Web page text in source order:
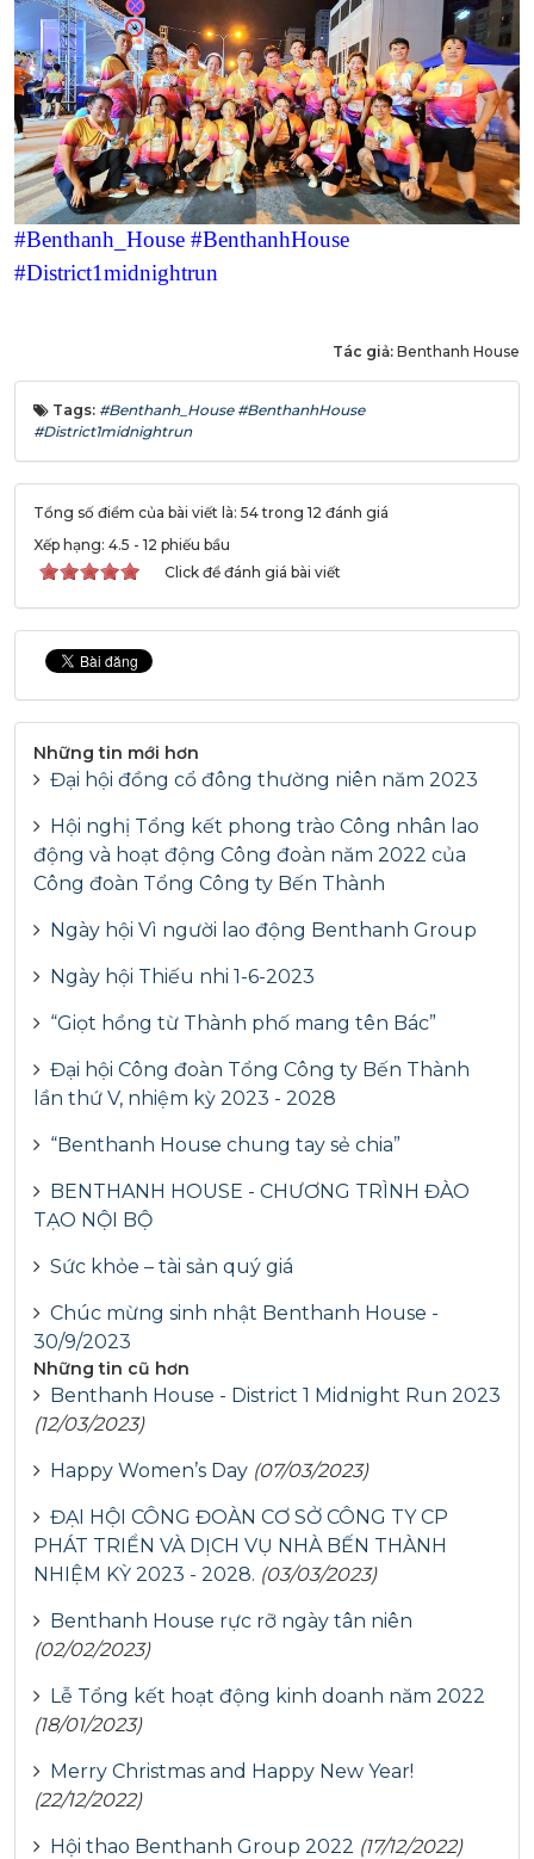
#Benthanh_House #BenthanhHouse
#District1midnightrun
Tác giả: Benthanh House
Tags: #Benthanh_House #BenthanhHouse
#District1midnightrun
Tổng số điểm của bài viết là: 54 trong 12 đánh giá
Xếp hạng: 4.5 - 12 phiếu bầu
Click để đánh giá bài viết
Những tin mới hơn
Đại hội đồng cổ đông thường niên năm 2023
Hội nghị Tổng kết phong trào Công nhân lao
động và hoạt động Công đoàn năm 2022 của
Công đoàn Tổng Công ty Bến Thành
Ngày hội Vì người lao động Benthanh Group
Ngày hội Thiếu nhi 1-6-2023
“Giọt hồng từ Thành phố mang tên Bác”
Đại hội Công đoàn Tổng Công ty Bến Thành
lần thứ V, nhiệm kỳ 2023 - 2028
“Benthanh House chung tay sẻ chia”
BENTHANH HOUSE - CHƯƠNG TRÌNH ĐÀO
TẠO NỘI BỘ
Sức khỏe – tài sản quý giá
Chúc mừng sinh nhật Benthanh House -
30/9/2023
Những tin cũ hơn
Benthanh House - District 1 Midnight Run 2023
(12/03/2023)
Happy Women’s Day (07/03/2023)
ĐẠI HỘI CÔNG ĐOÀN CƠ SỞ CÔNG TY CP
PHÁT TRIỂN VÀ DỊCH VỤ NHÀ BẾN THÀNH
NHIỆM KỲ 2023 - 2028. (03/03/2023)
Benthanh House rực rỡ ngày tân niên
(02/02/2023)
Lễ Tổng kết hoạt động kinh doanh năm 2022
(18/01/2023)
Merry Christmas and Happy New Year!
(22/12/2022)
Hội thao Benthanh Group 2022 (17/12/2022)